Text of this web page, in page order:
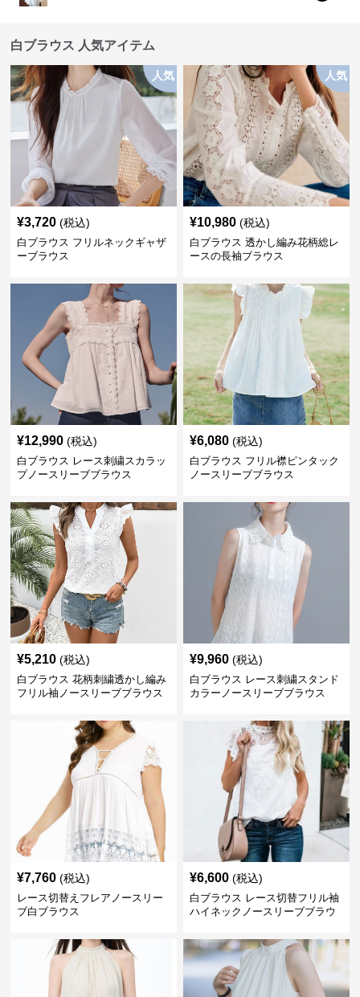
白ブラウス 人気アイテム
人気
¥3,720 (税込)
白ブラウス フリルネックギャザ
ーブラウス
人気
¥10,980 (税込)
白ブラウス 透かし編み花柄総レ
ースの長袖ブラウス
¥12,990 (税込)
白ブラウス レース刺繍スカラッ
プノースリーブブラウス
¥6,080 (税込)
白ブラウス フリル襟ピンタック
ノースリーブブラウス
¥5,210 (税込)
白ブラウス 花柄刺繍透かし編み
フリル袖ノースリーブブラウス
¥9,960 (税込)
白ブラウス レース刺繍スタンド
カラーノースリーブブラウス
¥7,760 (税込)
レース切替えフレアノースリー
ブ白ブラウス
¥6,600 (税込)
白ブラウス レース切替フリル袖
ハイネックノースリーブブラウ